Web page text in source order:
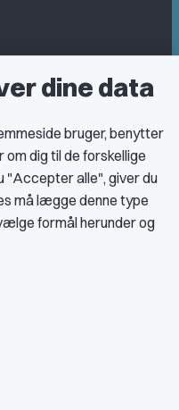
dine data
bruger, benytter
dig til de forskellige
"Accepter alle", giver du
må lægge denne type
formål herunder og